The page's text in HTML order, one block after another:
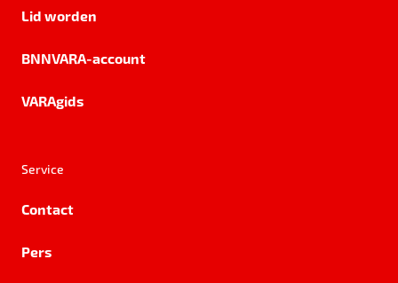
Lid worden
BNNVARA-account
VARAgids
Service
Contact
Pers